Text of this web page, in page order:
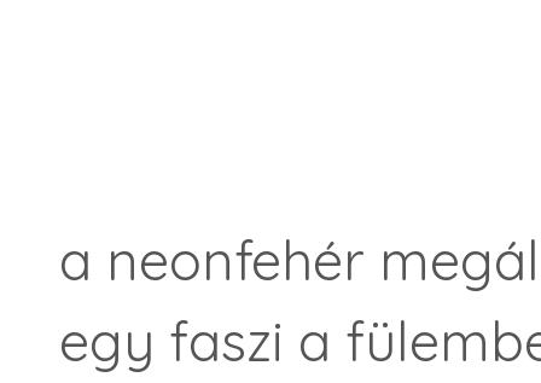
a neonfehér
egy faszi a